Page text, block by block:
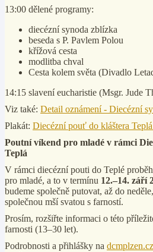
13:00 dělené programy:
diecézní synoda zblízka
beseda s P. Pavlem Polou
křížová cesta
modlitba chval
Cesta kolem světa (Divadlo
14:15 slavení eucharistie (Msgr. Jude
Viz také: Detail oznámení - Diecézní
Plakát: Diecézní pouť do kláštera
Poutní víkend pro mladé v rámci
Teplá
V rámci diecézní pouti do Teplé
pro mladé, a to v termínu 12.–14. září
budeme společně putovat, až do
společnou mší svatou s farností.
Prosím, rozšiřte informaci o této
farnosti (13–30 let).
Podrobnosti a přihlášky na